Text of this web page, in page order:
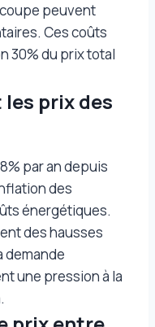
peuvent
Ces coûts
30% du prix total
prix des
par an depuis
des
énergétiques.
des hausses
demande
une pression à la